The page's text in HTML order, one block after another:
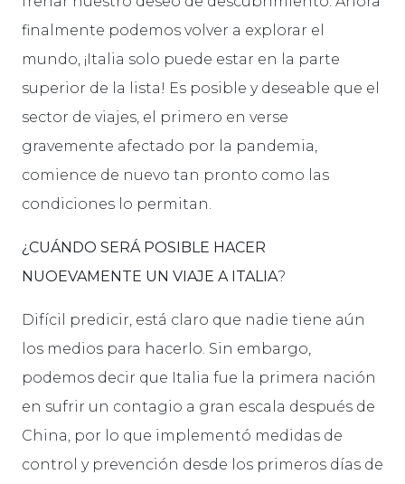
finalmente podemos volver a explorar el
mundo, ¡Italia solo puede estar en la parte
superior de la lista! Es posible y deseable que el
sector de viajes, el primero en verse
gravemente afectado por la pandemia,
comience de nuevo tan pronto como las
condiciones lo permitan.
¿CUÁNDO SERÁ POSIBLE HACER
NUOEVAMENTE UN VIAJE A ITALIA?
Difícil predicir, está claro que nadie tiene aún
los medios para hacerlo. Sin embargo,
podemos decir que Italia fue la primera nación
en sufrir un contagio a gran escala después de
China, por lo que implementó medidas de
control y prevención desde los primeros días de